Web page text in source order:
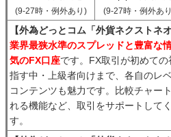
(9-27時・例外あり) (9-27時・例外あ
【外為どっとコム「外貨ネクストネ
業界最狭水準のスプレッドと豊富な
気のFX口座です。FX取引が初めて
指す中・上級者向けまで、各自のレ
コンテンツも魅力です。比較チャー
れる機能など、取引をサポートして
す。